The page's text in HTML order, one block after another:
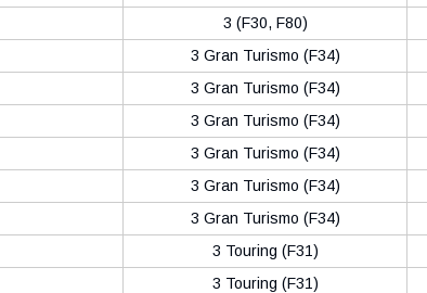
3 (F30, F80)
3 Gran Turismo (F34)
3 Gran Turismo (F34)
3 Gran Turismo (F34)
3 Gran Turismo (F34)
3 Gran Turismo (F34)
3 Gran Turismo (F34)
3 Touring (F31)
3 Touring (F31)